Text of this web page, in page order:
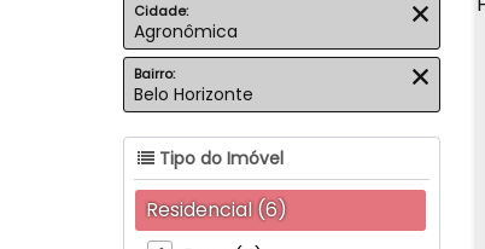
Cidade:
Agronômica
Bairro:
Belo Horizonte
Tipo do Imóvel
Residencial (6)